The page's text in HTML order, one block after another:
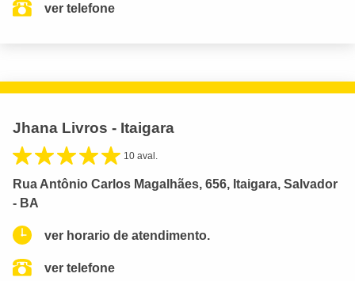
ver telefone
Jhana Livros - Itaigara
10 aval.
Rua Antônio Carlos Magalhães, 656, Itaigara, Salvador
- BA
ver horario de atendimento.
ver telefone